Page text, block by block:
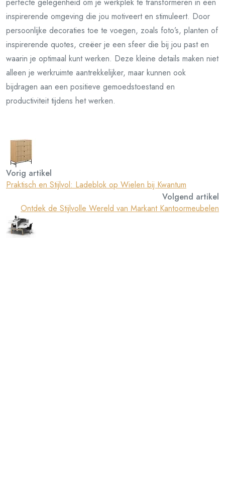
inspirerende omgeving die jou motiveert en stimuleert. Door
persoonlijke decoraties toe te voegen, zoals foto’s, planten of
inspirerende quotes, creëer je een sfeer die bij jou past en
waarin je optimaal kunt werken. Deze kleine details maken niet
alleen je werkruimte aantrekkelijker, maar kunnen ook
bijdragen aan een positieve gemoedstoestand en
productiviteit tijdens het werken.
Vorig artikel
Praktisch en Stijlvol: Ladeblok op Wielen bij Kwantum
Volgend artikel
Ontdek de Stijlvolle Wereld van Markant Kantoormeubelen